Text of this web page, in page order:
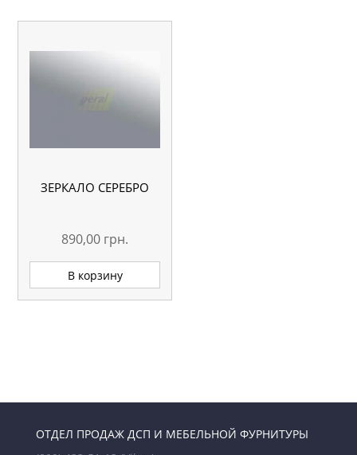
ЗЕРКАЛО СЕРЕБРО
890,00 грн.
В корзину
ОТДЕЛ ПРОДАЖ ДСП И МЕБЕЛЬНОЙ ФУРНИТУРЫ